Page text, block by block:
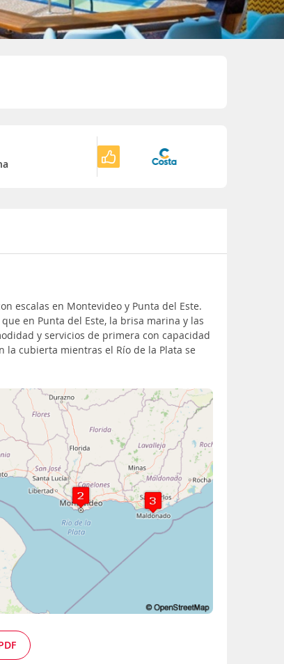
escalas en Montevideo y Punta del Este.
en Punta del Este, la brisa marina y las
y servicios de primera con capacidad
cubierta mientras el Río de la Plata se